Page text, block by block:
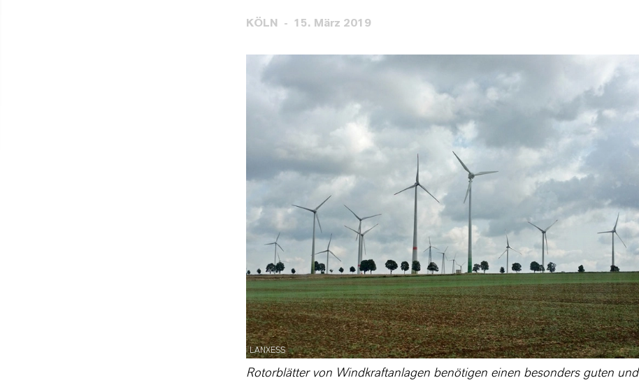
KÖLN 15. März 2019
LANXESS
Rotorblätter von Windkraftanlagen benötigen einen besonders guten und